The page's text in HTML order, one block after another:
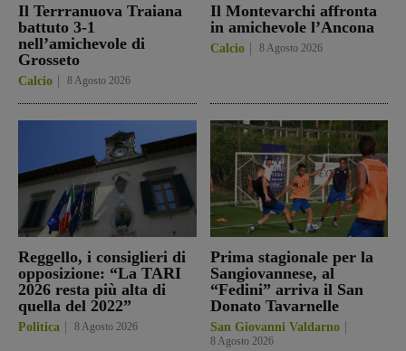
Il Terrranuova Traiana
battuto 3-1
nell’amichevole di
Grosseto
Calcio 8 Agosto 2026
Il Montevarchi affronta
in amichevole l’Ancona
Calcio 8 Agosto 2026
Reggello, i consiglieri di
opposizione: “La TARI
2026 resta più alta di
quella del 2022”
Politica 8 Agosto 2026
Prima stagionale per la
Sangiovannese, al
“Fedini” arriva il San
Donato Tavarnelle
San Giovanni Valdarno
8 Agosto 2026